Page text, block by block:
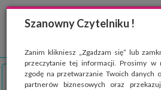
Szanowny Czytelniku !
Zanim klikniesz „Zgadzam się” lub
przeczytanie tej informacji. Prosimy w
zgodę na przetwarzanie Twoich danych
partnerów biznesowych oraz
Strona wykorzystuje pliki cookies, które służą
Wyrażając zgodę na używanie 'cookies',
przeglądarki. Przejdź do
polityki cookies